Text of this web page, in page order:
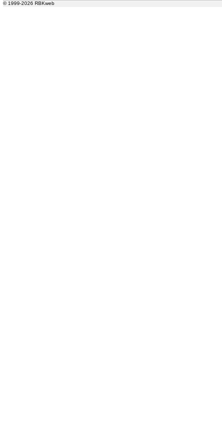
© 1999-2026 RBKweb